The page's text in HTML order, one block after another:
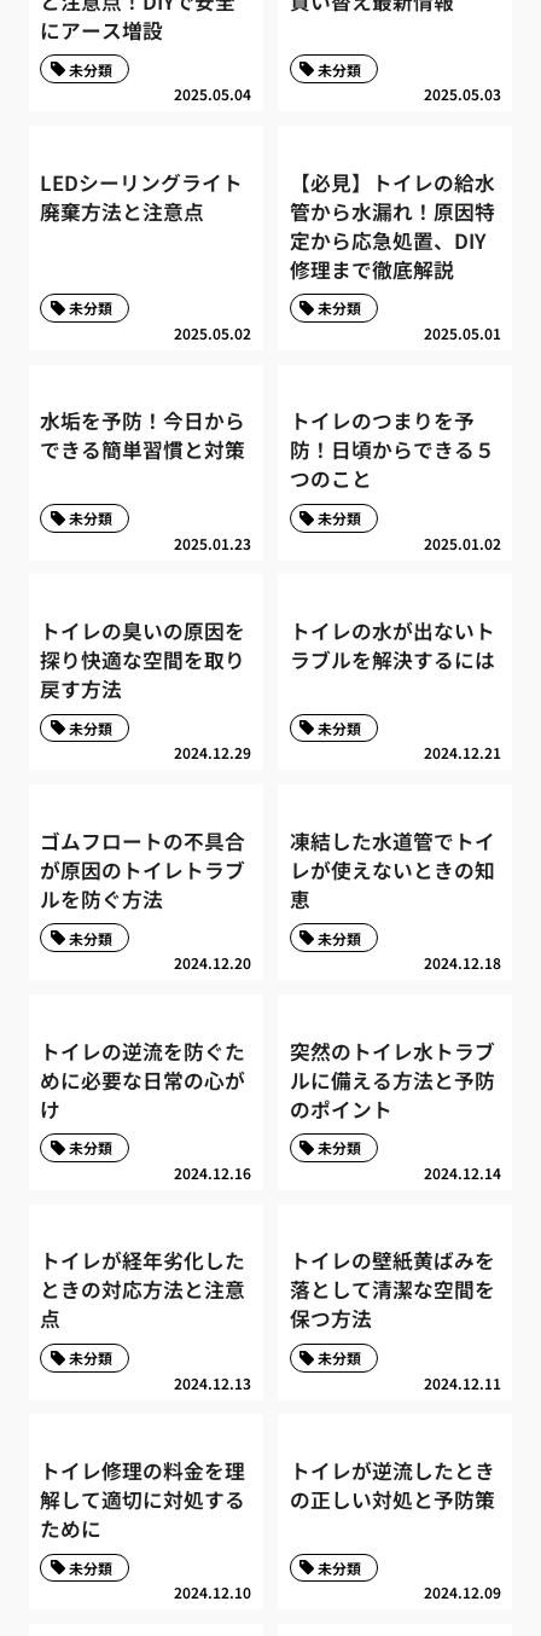
にアース増設
2025.05.04
未分類
2025.05.03
未分類
LEDシーリングライト
廃棄方法と注意点
2025.05.02
未分類
【必見】トイレの給水
管から水漏れ！原因特
定から応急処置、DIY
修理まで徹底解説
2025.05.01
未分類
水垢を予防！今日から
できる簡単習慣と対策
2025.01.23
未分類
トイレのつまりを予
防！日頃からできる５
つのこと
2025.01.02
未分類
トイレの臭いの原因を
探り快適な空間を取り
戻す方法
2024.12.29
未分類
トイレの水が出ないト
ラブルを解決するには
2024.12.21
未分類
ゴムフロートの不具合
が原因のトイレトラブ
ルを防ぐ方法
2024.12.20
未分類
凍結した水道管でトイ
レが使えないときの知
恵
2024.12.18
未分類
トイレの逆流を防ぐた
めに必要な日常の心が
け
2024.12.16
未分類
突然のトイレ水トラブ
ルに備える方法と予防
のポイント
2024.12.14
未分類
トイレが経年劣化した
ときの対応方法と注意
点
2024.12.13
未分類
トイレの壁紙黄ばみを
落として清潔な空間を
保つ方法
2024.12.11
未分類
トイレ修理の料金を理
解して適切に対処する
ために
2024.12.10
未分類
トイレが逆流したとき
の正しい対処と予防策
2024.12.09
未分類